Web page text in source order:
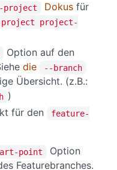
project Dokus für
project-
Option auf den
die --branch
Übersicht. (z.B.:
)
für den
feature-
point
Option
Featurebranches.